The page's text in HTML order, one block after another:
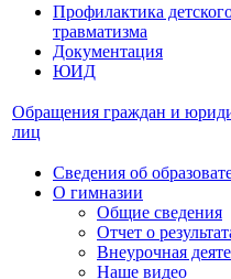
Профилактика
травматизма
Документация
ЮИД
Обращения граждан и
лиц
Сведения об
О гимназии
Общие сведения
Отчет о
Внеурочная
Наше видео